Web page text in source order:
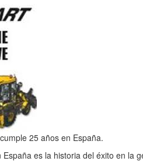
25 años en España.
es la historia del éxito en la